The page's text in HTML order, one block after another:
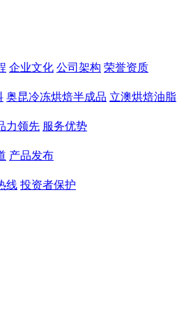
企业文化 公司架构 荣誉资质
奥昆冷冻烘焙半成品 立澳烘焙油脂
力领先 服务优势
产品发布
线 投资者保护